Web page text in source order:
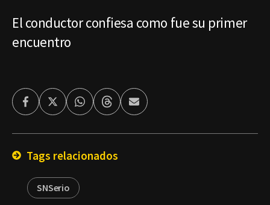
El conductor confiesa como fue su primer
encuentro
FacebookTwitterWhatsappThreadsEnviar
por
Tags relacionados
SNSerio